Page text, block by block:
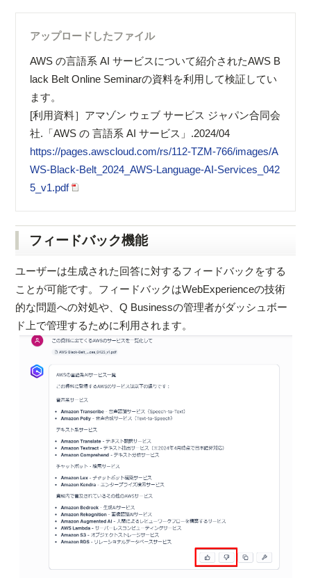
アップロードしたファイル
AWS の⾔語系 AI サービスについて紹介されたAWS B
lack Belt Online Seminarの資料を利用して検証してい
ます。
[利用資料］アマゾン ウェブ サービス ジャパン合同会
社.「AWS の ⾔語系 AI サービス」.2024/04
https://pages.awscloud.com/rs/112-TZM-766/images/A
WS-Black-Belt_2024_AWS-Language-AI-Services_042
5_v1.pdf
フィードバック機能
ユーザーは生成された回答に対するフィードバックをする
ことが可能です。フィードバックはWebExperienceの技術
的な問題への対処や、Q Businessの管理者がダッシュボー
ド上で管理するために利用されます。